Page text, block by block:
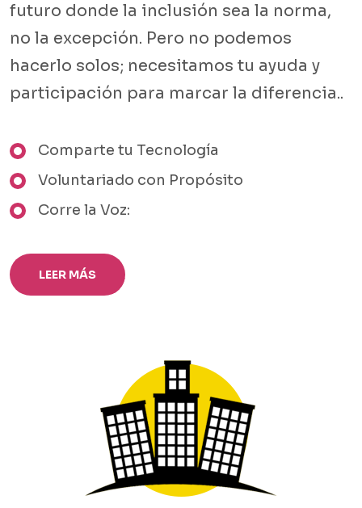
futuro donde la inclusión sea la norma,
no la excepción. Pero no podemos
hacerlo solos; necesitamos tu ayuda y
participación para marcar la diferencia..
Comparte tu Tecnología
Voluntariado con Propósito
Corre la Voz:
LEER MÁS